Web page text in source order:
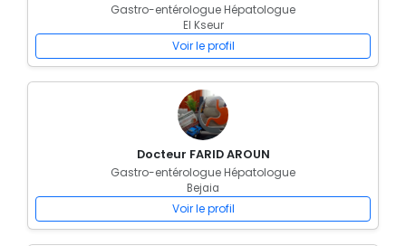
Gastro-entérologue Hépatologue
El Kseur
Voir le profil
Docteur FARID AROUN
Gastro-entérologue Hépatologue
Bejaia
Voir le profil